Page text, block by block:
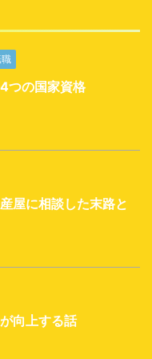
つの国家資格
屋に相談した末路と
向上する話